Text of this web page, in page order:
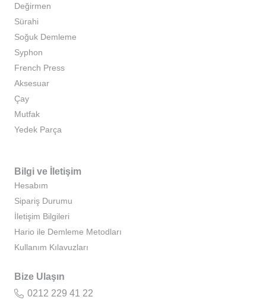
Değirmen
Sürahi
Soğuk Demleme
Syphon
French Press
Aksesuar
Çay
Mutfak
Yedek Parça
Bilgi ve İletişim
Hesabım
Sipariş Durumu
İletişim Bilgileri
Hario ile Demleme Metodları
Kullanım Kılavuzları
Bize Ulaşın
0212 229 41 22